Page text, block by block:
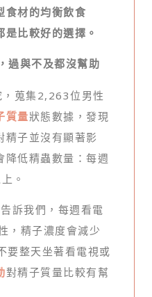
食材的均衡飲食
比較好的選擇。
過與不及都沒幫助
蒐集2,263位男性
質量狀態數據，發現
精子並沒有顯著影
降低精蟲數量：每週
。
訴我們，每週看電
，精子濃度會減少
要整天坐著看電視或
對精子質量比較有幫